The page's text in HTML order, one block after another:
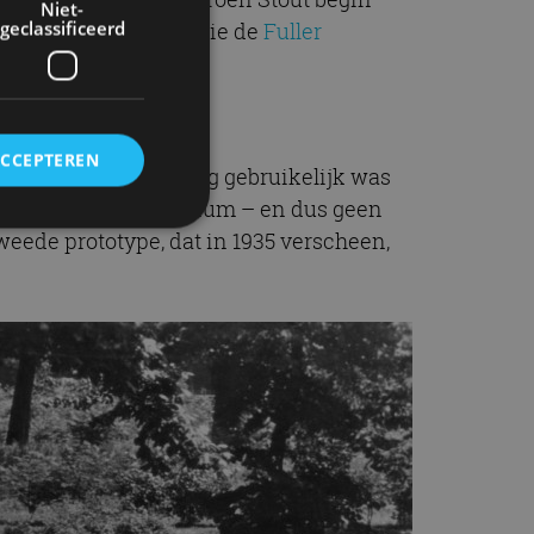
de architect die de Fuller
begin jaren dertig gebruikelijk was
van aluminium – en dus geen
prototype, dat in 1935 verscheen,
Niet-
geclassificeerd
en
om
van de bezoeker
van de
van